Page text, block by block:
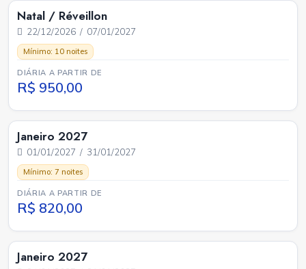
Natal / Réveillon
22/12/2026 / 07/01/2027
Mínimo: 10 noites
DIÁRIA A PARTIR DE
R$ 950,00
Janeiro 2027
01/01/2027 / 31/01/2027
Mínimo: 7 noites
DIÁRIA A PARTIR DE
R$ 820,00
Janeiro 2027